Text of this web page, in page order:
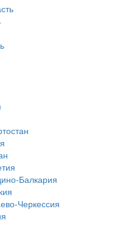
Балкария
Черкессия